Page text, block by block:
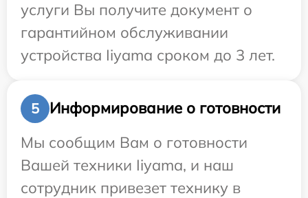
услуги Вы получите документ о
гарантийном обслуживании
устройства Iiyama сроком до 3 лет.
5
Информирование о готовности
Мы сообщим Вам о готовности
Вашей техники Iiyama, и наш
сотрудник привезет технику в